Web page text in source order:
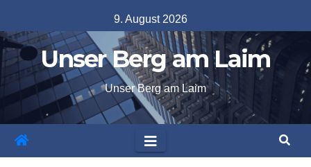
to
content
9. August 2026
Unser Berg am Laim
Unser Berg am Laim